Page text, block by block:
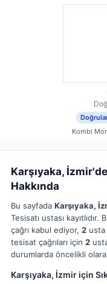
Kombi
Karşıyaka,
Hakkında
Bu sayfada Karşıyaka,
Tesisatı ustası kayıtlıdır.
çağrı kabul ediyor, 2
tesisat çağrıları için 2
durumlarda öncelikli
Karşıyaka, İzmir için